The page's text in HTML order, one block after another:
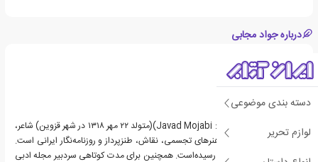
دسته بندی موضوعی
لوازم تحریر
درباره جواد مجابی
جواد مجابی (به انگلیسی: Javad Mojabi)(متولد ۲۲ مهر ۱۳۱۸ در شهر قزوین) شاعر،
نویسنده، منتقد ادبی و هنرهای تجسمی، نقاش، طنزپرداز و روزنامه‌نگار ایرانی است.
از او آثار متعددی به چاپ رسیده‌است. همچنین برای مدت کوتاهی سردبیر مجله ادبی